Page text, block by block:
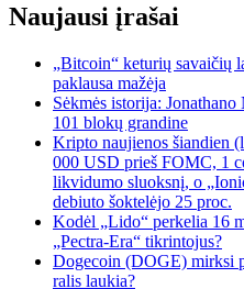
Naujausi įrašai
„Bitcoin“ keturių savaičių
paklausa mažėja
Sėkmės istorija:
101 blokų grandine
Kripto naujienos šiandien
000 USD prieš FOMC, 1
likvidumo sluoksnį, o
debiuto šoktelėjo 25 proc.
Kodėl „Lido“ perkelia 16
„Pectra-Era“ tikrintojus?
Dogecoin (DOGE) mirksi
ralis laukia?